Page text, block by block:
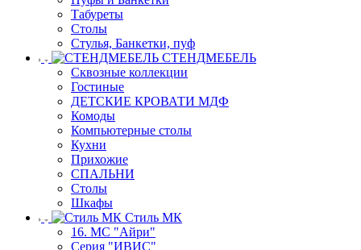
Табуреты
Столы
Стулья, Банкетки, пуф
СТЕНДМЕБЕЛЬ
Сквозные коллекции
Гостиные
ДЕТСКИЕ КРОВАТИ МДФ
Комоды
Компьютерные столы
Кухни
Прихожие
СПАЛЬНИ
Столы
Шкафы
Стиль МК
16. МС "Айри"
Серия "ИВИС"